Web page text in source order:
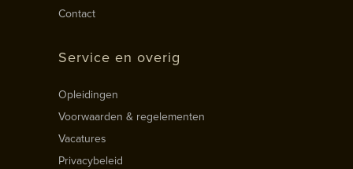
Contact
Service en overig
Opleidingen
Voorwaarden & regelementen
Vacatures
Privacybeleid